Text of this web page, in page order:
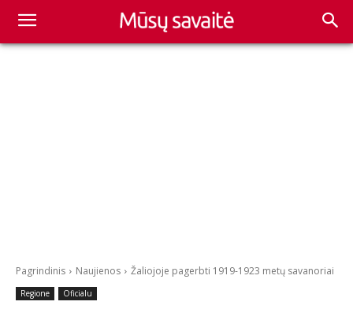
Pagrindinis Naujienos Žaliojoje pagerbti 1919-1923 metų savanoriai
Regione Oficialu